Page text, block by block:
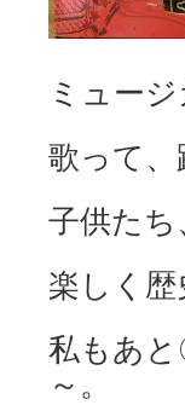
ミュー
歌って
子供た
楽しく
私もあ
～。